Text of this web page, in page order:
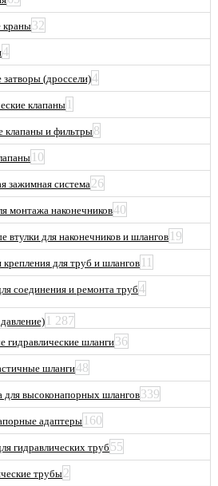
32
4
(дроссели)4
клапаны 1
клапаны и фильтры8
10
зажимная система26
монтажа наконечников40
втулки для наконечников и шлангов 19
для труб и шлангов11
соединения и ремонта труб4
1 287
гидравлические шланги36
шланги48
для высоконапорных шлангов339
адаптеры 160
гидравлических труб55
трубы2